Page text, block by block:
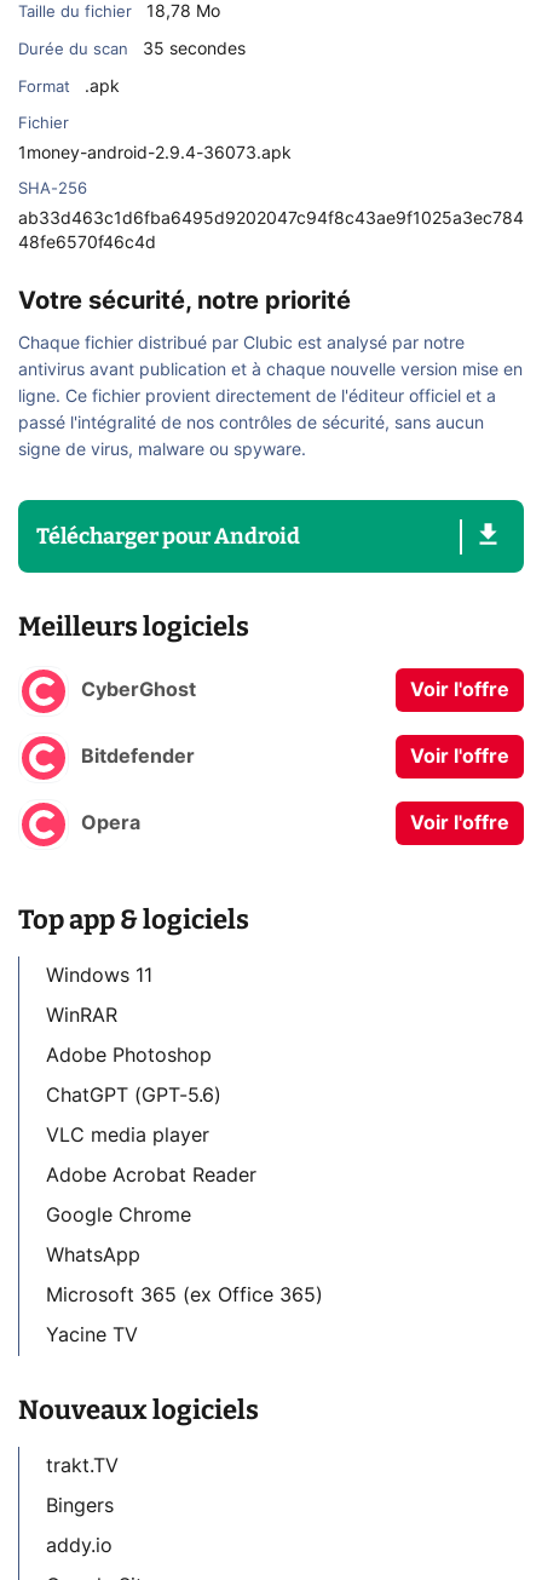
Taille du fichier 18,78 Mo
Durée du scan 35 secondes
Format .apk
Fichier
1money-android-2.9.4-36073.apk
SHA-256
ab33d463c1d6fba6495d9202047c94f8c43ae9f1025a3ec784
48fe6570f46c4d
Votre sécurité, notre priorité
Chaque fichier distribué par Clubic est analysé par notre
antivirus avant publication et à chaque nouvelle version mise en
ligne. Ce fichier provient directement de l'éditeur officiel et a
passé l'intégralité de nos contrôles de sécurité, sans aucun
signe de virus, malware ou spyware.
TéléchargerpourAndroid
Meilleurs logiciels
CyberGhost Voir l'offre
Bitdefender Voir l'offre
Opera Voir l'offre
Top app & logiciels
Windows 11
WinRAR
Adobe Photoshop
ChatGPT (GPT-5.6)
VLC media player
Adobe Acrobat Reader
Google Chrome
WhatsApp
Microsoft 365 (ex Office 365)
Yacine TV
Nouveaux logiciels
trakt.TV
Bingers
addy.io